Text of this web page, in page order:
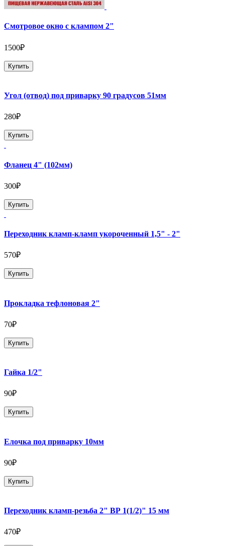
Смотровое окно с клампом 2"
1500₽
Купить
Угол (отвод) под приварку 90 градусов 51мм
280₽
Купить
Фланец 4" (102мм)
300₽
Купить
Переходник кламп-кламп укороченный 1,5" - 2"
570₽
Купить
Прокладка тефлоновая 2"
70₽
Купить
Гайка 1/2"
90₽
Купить
Елочка под приварку 10мм
90₽
Купить
Переходник кламп-резьба 2" ВР 1(1/2)" 15 мм
470₽